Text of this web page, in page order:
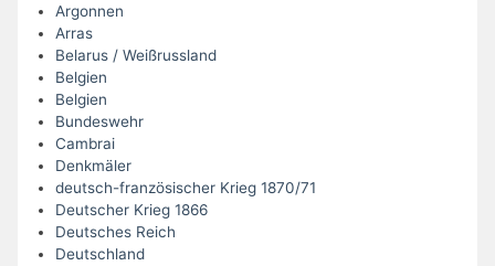
Argonnen
Arras
Belarus / Weißrussland
Belgien
Belgien
Bundeswehr
Cambrai
Denkmäler
deutsch-französischer Krieg 1870/71
Deutscher Krieg 1866
Deutsches Reich
Deutschland